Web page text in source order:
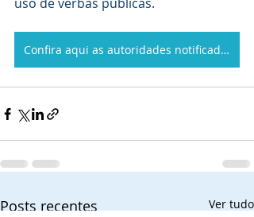
Confira aqui as autoridades notificadas
Posts recentes Ver tudo